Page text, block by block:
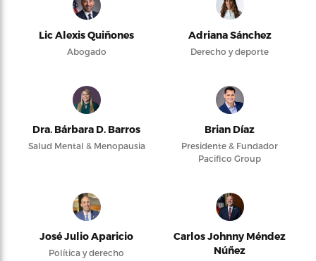
Lic Alexis Quiñones
Abogado
Adriana Sánchez
Derecho y deporte
Dra. Bárbara D. Barros
Salud Mental & Menopausia
Brian Díaz
Presidente & Fundador
Pacifico Group
José Julio Aparicio
Política y derecho
Carlos Johnny Méndez
Núñez